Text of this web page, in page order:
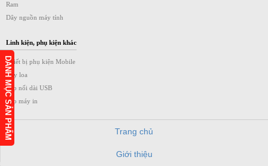
Ram
Dây nguồn máy tính
Linh kiện, phụ kiện khác
Thiết bị phụ kiện Mobile
Dây loa
Cáp nối dài USB
Cáp máy in
Trang chủ
Giới thiệu
DANH MỤC SẢN PHẨM